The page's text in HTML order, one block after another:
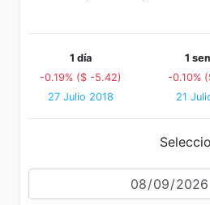
1 día
-0.19% ($ -5.42)
27 Julio 2018
1
-0.10%
21